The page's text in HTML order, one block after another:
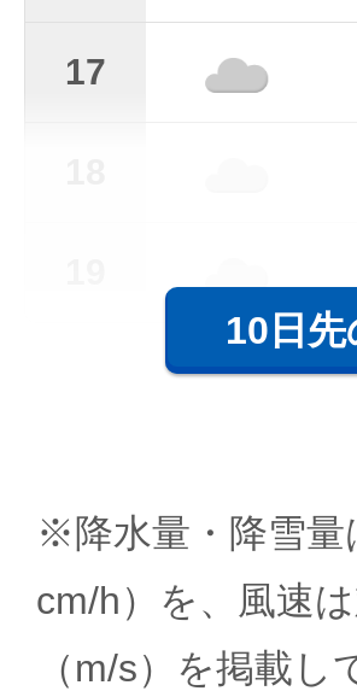
17
10日
※降水量・降雪量
cm/h）を、風速
（m/s）を掲載し